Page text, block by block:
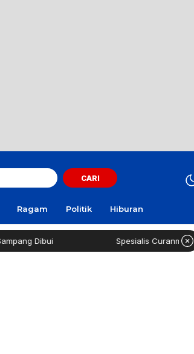
CARI
Ragam Politik Hiburan
Spesialis Curanmor Lintas Daerah